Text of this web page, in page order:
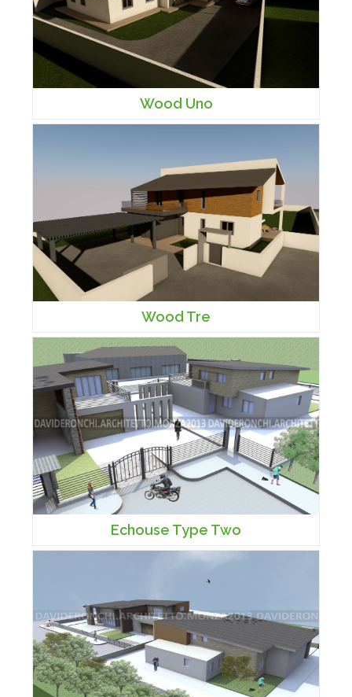
Wood Uno
Wood Tre
Echouse Type Two